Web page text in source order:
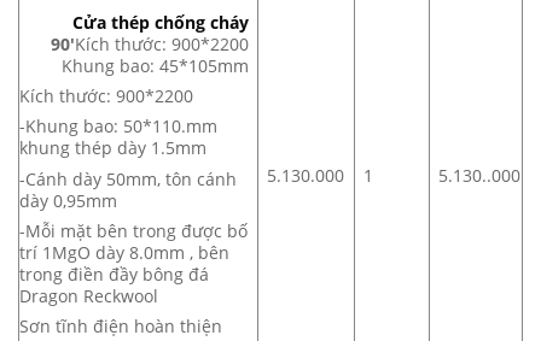
Cửa thép chống cháy
90′Kích thước: 900*2200
Khung bao: 45*105mm
Kích thước: 900*2200
-Khung bao: 50*110.mm
khung thép dày 1.5mm
-Cánh dày 50mm, tôn cánh
dày 0,95mm
-Mỗi mặt bên trong được bố
trí 1MgO dày 8.0mm , bên
trong điền đầy bông đá
Dragon Reckwool
Sơn tĩnh điện hoàn thiện
5.130.000 1 5.130..000